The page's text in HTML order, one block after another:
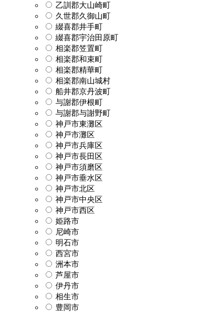
乙訓郡大山崎町
久世郡久御山町
綴喜郡井手町
綴喜郡宇治田原町
相楽郡笠置町
相楽郡和束町
相楽郡精華町
相楽郡南山城村
船井郡京丹波町
与謝郡伊根町
与謝郡与謝野町
神戸市東灘区
神戸市灘区
神戸市兵庫区
神戸市長田区
神戸市須磨区
神戸市垂水区
神戸市北区
神戸市中央区
神戸市西区
姫路市
尼崎市
明石市
西宮市
洲本市
芦屋市
伊丹市
相生市
豊岡市